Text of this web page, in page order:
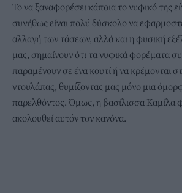
Το να ξαναφορέσει κάποια το νυφικό της
συνήθως είναι πολύ δύσκολο να
αλλαγή των τάσεων, αλλά και η φυσική
μας, σημαίνουν ότι τα νυφικά φορέματα
παραμένουν σε ένα κουτί ή να κρέμονται
ντουλάπας, θυμίζοντας μας μόνο μια
παρελθόντος. Όμως, η βασίλισσα Καμίλα
ακολουθεί αυτόν τον κανόνα.